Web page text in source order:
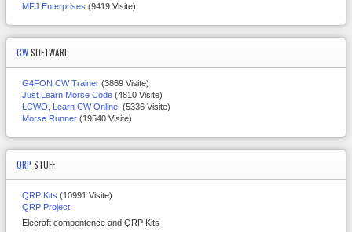
MFJ Enterprises (9419 Visite)
CWSOFTWARE
G4FON CW Trainer (3869 Visite)
Just Learn Morse Code (4810 Visite)
LCWO, Learn CW Online. (5336 Visite)
Morse Runner (19540 Visite)
QRP STUFF
QRP Kits (10991 Visite)
QRP Project
Elecraft compentence and QRP Kits